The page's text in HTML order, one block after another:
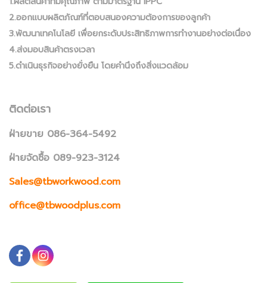
2.ออกแบบผลิตภัณฑ์ที่ตอบสนองความต้องการของลูกค้า
3.พัฒนาเทคโนโลยี เพื่อยกระดับประสิทธิภาพการทำงานอย่างต่อเนื่อง
4.ส่งมอบสินค้าตรงเวลา
5.ดำเนินธุรกิจอย่างยั่งยืน โดยคำนึงถึงสิ่งแวดล้อม
ติดต่อเรา
ฝ่ายขาย 086-364-5492
ฝ่ายจัดซื้อ 089-923-3124
Sales@tbworkwood.com
office@tbwoodplus.com